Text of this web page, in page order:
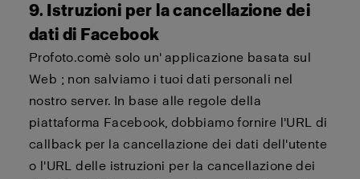
9. Istruzioni per la cancellazione dei
dati di Facebook
Profoto.comè solo un' applicazione basata sul
Web ; non salviamo i tuoi dati personali nel
nostro server. In base alle regole della
piattaforma Facebook, dobbiamo fornire l'URL di
callback per la cancellazione dei dati dell'utente
o l'URL delle istruzioni per la cancellazione dei